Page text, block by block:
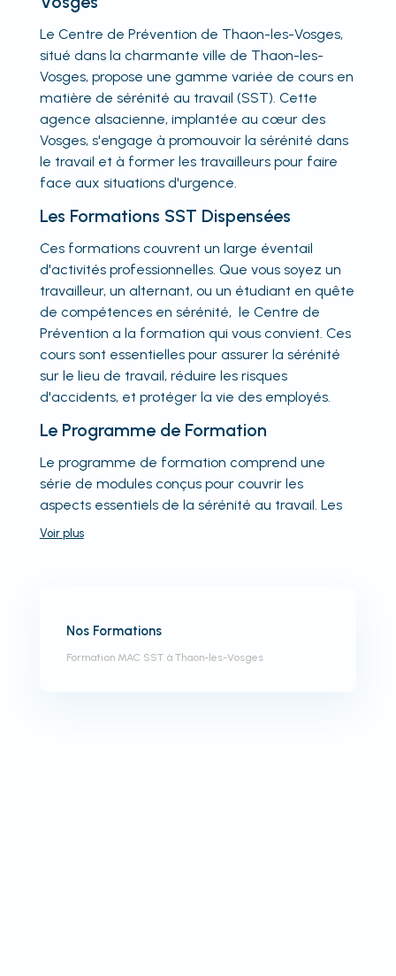
Le Centre de Prévention de Thaon-les-Vosges,
situé dans la charmante ville de Thaon-les-
Vosges, propose une gamme variée de cours en
matière de sérénité au travail (SST). Cette
agence alsacienne, implantée au cœur des
Vosges, s'engage à promouvoir la sérénité dans
le travail et à former les travailleurs pour faire
face aux situations d'urgence.
Les Formations SST Dispensées
Ces formations couvrent un large éventail
d'activités professionnelles. Que vous soyez un
travailleur, un alternant, ou un étudiant en quête
de compétences en sérénité, le Centre de
Prévention a la formation qui vous convient. Ces
cours sont essentielles pour assurer la sérénité
sur le lieu de travail, réduire les risques
d'accidents, et protéger la vie des employés.
Le Programme de Formation
Le programme de formation comprend une
série de modules conçus pour couvrir les
aspects essentiels de la sérénité au travail. Les
Voir plus
Nos Formations
Formation MAC SST à Thaon-les-Vosges